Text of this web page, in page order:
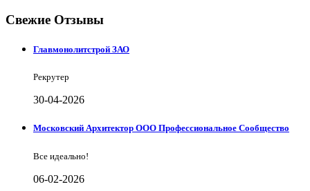
Свежие Отзывы
Главмонолитстрой ЗАО
Рекрутер
30-04-2026
Московский Архитектор ООО Профессиональное Сообщество
Все идеально!
06-02-2026